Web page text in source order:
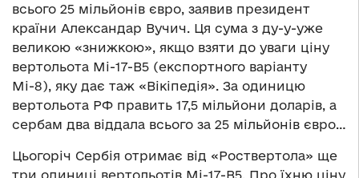
всього 25 мільйонів євро, заявив президент
країни Александар Вучич. Ця сума з ду-у-уже
великою «знижкою», якщо взяти до уваги ціну
вертольота Мі-17-В5 (експортного варіанту
Мі-8), яку дає таж «Вікіпедія». За одиницю
вертольота РФ править 17,5 мільйони доларів, а
сербам два віддала всього за 25 мільйонів євро…
Цьогоріч Сербія отримає від «Роствертола» ще
три одиниці вертольотів Мі-17-В5. Про їхню ціну